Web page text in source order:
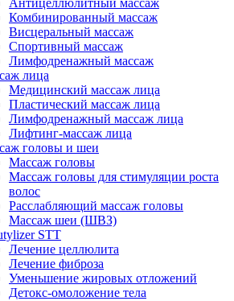
Антицеллюлитный массаж
Комбинированный массаж
Висцеральный массаж
Спортивный массаж
Лимфодренажный массаж
лица
Медицинский массаж лица
Пластический массаж лица
Лимфодренажный массаж лица
Лифтинг-массаж лица
головы и шеи
Массаж головы
Массаж головы для стимуляции роста
волос
Расслабляющий массаж головы
Массаж шеи (ШВЗ)
STT
Лечение целлюлита
Лечение фиброза
Уменьшение жировых отложений
Детокс-омоложение тела